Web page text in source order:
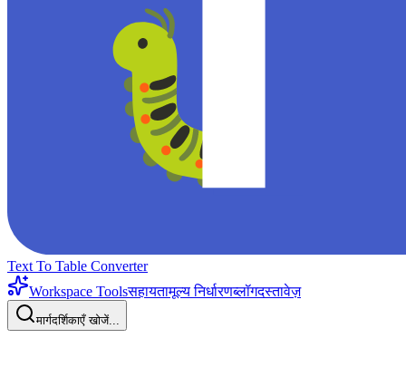
Text To Table Converter
Workspace Toolsसहायतामूल्य निर्धारणब्लॉगदस्तावेज़
मार्गदर्शिकाएँ खोजें...